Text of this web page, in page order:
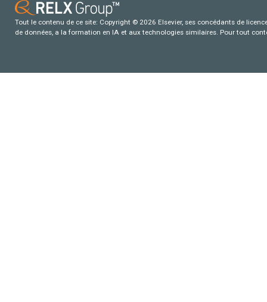
Tout le contenu de ce site: Copyright © 2026 Elsevier, ses concédants de
de données, a la formation en IA et aux technologies similaires. Pour tout